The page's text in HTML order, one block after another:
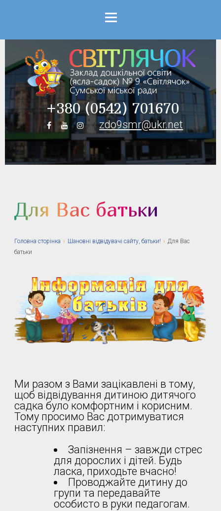
+380 (0542) 701670
zdo9smr@ukr.net
Menu
Для Вас батьки
Головна сторiнка › Шановні відвідувачі сайту, батьки! › Для Вас
батьки
Ми разом з Вами зацікавлені в тому,
щоб відвідування дитиною дитячого
садка було комфортним і корисним.
Тому просимо Вас дотримуватися
наступних правил:
Запізнення – завжди стрес
для дорослих і дітей. Будь
ласка, приходьте вчасно!
Проводжайте дитину до
групи та передавайте
особисто в руки педагогам.